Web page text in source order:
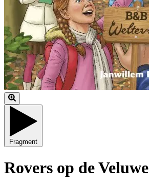
Fragment
Rovers op de Veluwe